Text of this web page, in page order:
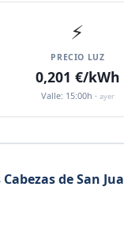
⚡
PRECIO LUZ
0,201 €/kWh
Valle: 15:00h · ayer
de San